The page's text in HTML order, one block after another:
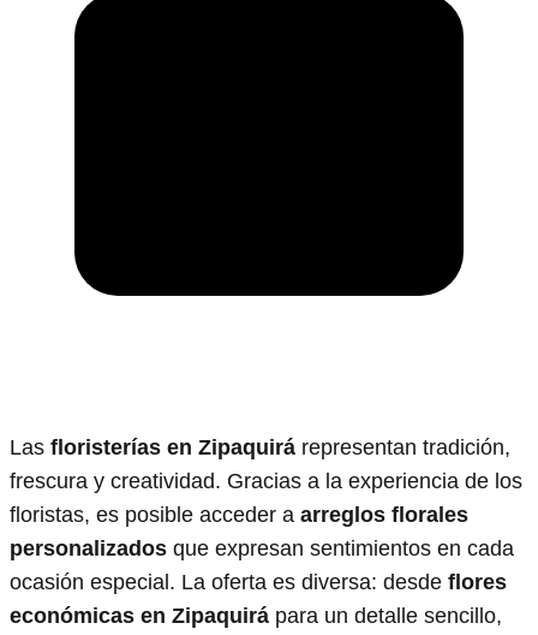
Las floristerías en Zipaquirá representan tradición,
frescura y creatividad. Gracias a la experiencia de los
floristas, es posible acceder a arreglos florales
personalizados que expresan sentimientos en cada
ocasión especial. La oferta es diversa: desde flores
económicas en Zipaquirá para un detalle sencillo,